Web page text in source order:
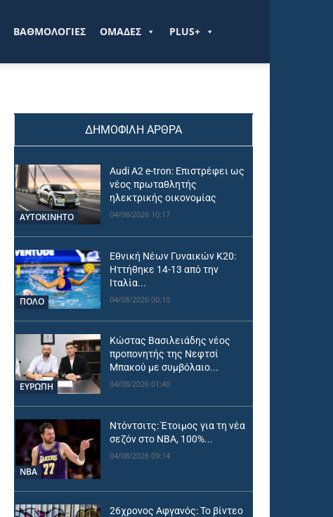
ΒΑΘΜΟΛΟΓΙΕΣ ΟΜΑΔΕΣ PLUS+
ΔΗΜΟΦΙΛΗ ΑΡΘΡΑ
ΑΥΤΟΚΙΝΗΤΟ
Audi A2 e-tron: Επιστρέφει ως
νέος πρωταθλητής
ηλεκτρικής οικονομίας
04/08/2026 10:17
ΠΟΛΟ
Εθνική Νέων Γυναικών Κ20:
Ηττήθηκε 14-13 από την
Ιταλία...
04/08/2026 00:10
ΕΥΡΩΠΗ
Κώστας Βασιλειάδης νέος
προπονητής της Νεφτσί
Μπακού με συμβόλαιο...
04/08/2026 01:40
NBA
Ντόντσιτς: Έτοιμος για τη νέα
σεζόν στο ΝΒΑ, 100%...
04/08/2026 09:14
26χρονος Αφγανός: Το βίντεο